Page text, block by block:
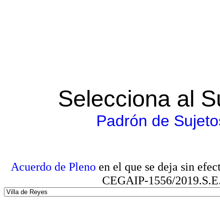
Selecciona al
Padrón de
Acuerdo de Pleno en el que se deja sin
CEGAIP-1556/